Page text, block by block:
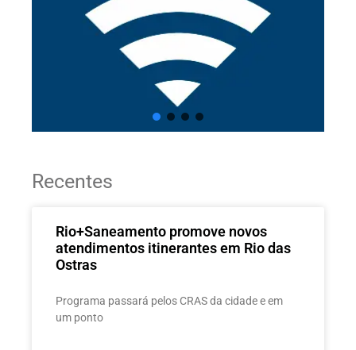
Recentes
Rio+Saneamento promove novos
atendimentos itinerantes em Rio das
Ostras
Programa passará pelos CRAS da cidade e em
um ponto